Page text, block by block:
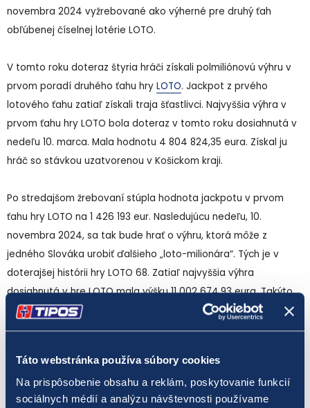
Táto webstránka používa súbory cookies
Na prispôsobenie obsahu a reklám, poskytovanie funkcií
sociálnych médií a analýzu návštevnosti používame
novembra 2024 vyžrebované ako výherné pre druhý ťah
obľúbenej číselnej lotérie LOTO.
V tomto roku doteraz štyria hráči získali polmiliónovú výhru v
prvom poradí druhého ťahu hry LOTO. Jackpot z prvého
lotového ťahu zatiaľ získali traja šťastlivci. Najvyššia výhra v
prvom ťahu hry LOTO bola doteraz v tomto roku dosiahnutá v
nedeľu 10. marca. Mala hodnotu 4 804 824,35 eura. Získal ju
hráč so stávkou uzatvorenou v Košickom kraji.
Po stredajšom žrebovaní stúpla hodnota jackpotu v prvom
ťahu hry LOTO na 1 426 193 eur. Nasledujúcu nedeľu, 10.
novembra 2024, sa tak bude hrať o výhru, ktorá môže z
jedného Slováka urobiť ďalšieho „loto-milionára“. Tých je v
doterajšej histórii hry LOTO 68. Zatiaľ najvyššia výhra
dosiahnutá v hre LOTO mala výšku 11 002 674,93 eura. Takýto
jackpot získal jeden z hráčov v januári 2009 prostredníctvom
stávky uzatvorenej cez internetový herný portáleTIPOS.sk.
LOTO je číselná lotéria, v ktorej hráč tipuje 6 čísel z číselného
radu od 1 do 49. Žrebovanie výherných čísel pre LOTO sa
uskutočňuje spravidla každú stredu a nedeľu. Pri každom